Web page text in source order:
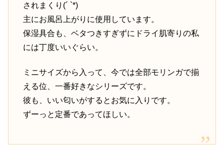
されまくり(´ `*)
主にお風呂上がりに使用しています。
保湿具合も、ベタつきすぎずにドライ肌寄りの私
には丁度いいぐらい。
ミニサイズから入って、今では全部モリンガで揃
える位、一番好きなシリーズです。
彼も、いい匂いがするとお気に入りです。
ずーっと定番であってほしい。